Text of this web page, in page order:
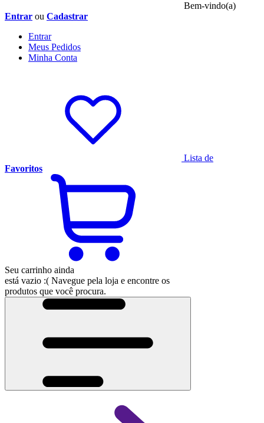
Bem-vindo(a)
Entrar ou Cadastrar
Entrar
Meus Pedidos
Minha Conta
Lista de
Favoritos
Seu carrinho ainda
está vazio :( Navegue pela loja e encontre os
produtos que você procura.